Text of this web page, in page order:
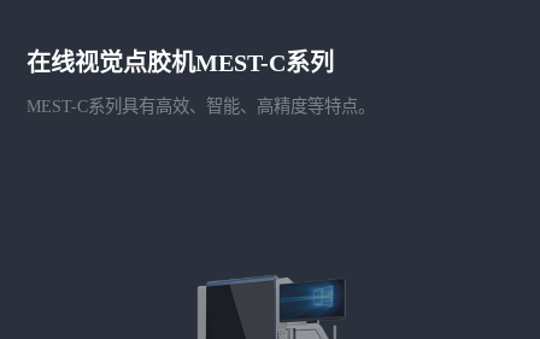
在线视觉点胶机MEST-C系列
MEST-C系列具有高效、智能、高精度等特点。